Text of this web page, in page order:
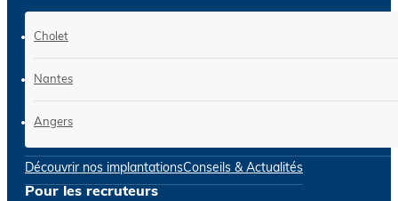
Cholet
Nantes
Angers
Découvrir nos implantationsConseils & Actualités
Pour les recruteurs